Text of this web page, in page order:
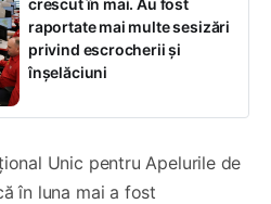
raportate mai multe sesizări
privind escrocherii și
înșelăciuni
Unic pentru Apelurile de
în luna mai a fost